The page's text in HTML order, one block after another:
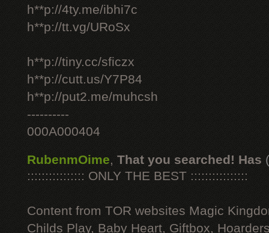
h**p://4ty.me/ibhi7c
h**p://tt.vg/URoSx
h**p://tiny.cc/sficzx
h**p://cutt.us/Y7P84
h**p://put2.me/muhcsh
----------
000A000404
RubenmOime, That you searched! Has
:::::::::::::::: ONLY THE BEST ::::::::::::::::
Content from TOR websites Magic
Childs Play, Baby Heart, Giftbox,